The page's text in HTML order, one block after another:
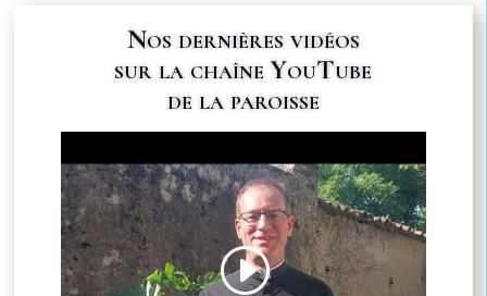
Nos dernières vidéos
sur la chaîne YouTube
de la paroisse
Cliquez pour accepter les cookies
marketing et activer ce contenu